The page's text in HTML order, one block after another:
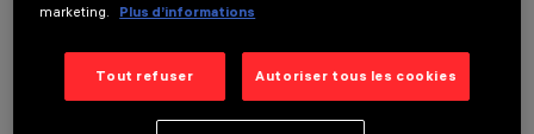
DONNÉES TECHNIQUES
DERNIÈRE MISE À JOUR: 06/08/2026
marketing.
Plus d’informations
Tout refuser Autoriser tous les cookies